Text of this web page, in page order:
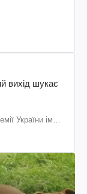
вихід шукає
України ім.